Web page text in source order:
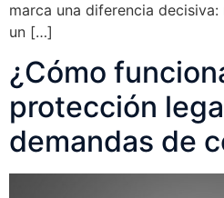
marca una diferencia
un […]
¿Cómo
protección
demandas de